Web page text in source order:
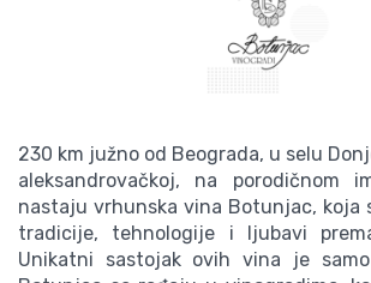
230 km južno od Beograda, u selu
aleksandrovačkoj, na porodičnom
nastaju vrhunska vina Botunjac, koja
tradicije, tehnologije i ljubavi
Unikatni sastojak ovih vina je